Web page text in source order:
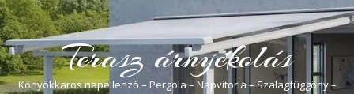
Terasz árnyékolás
Könyökkaros napellenző – Pergola – Napvitorla – Szalagfüggöny –